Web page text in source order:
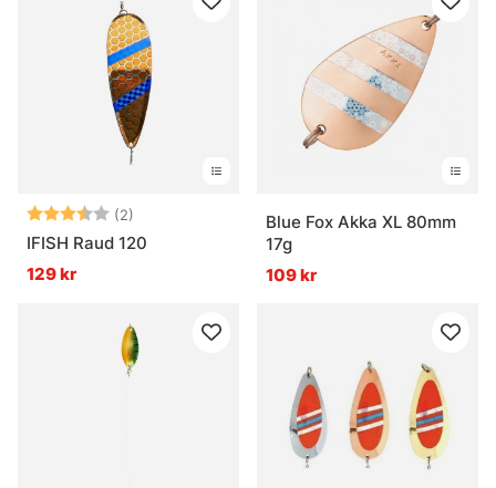
Betyg: (2)
3.5 utav 5 stjärnor
IFISH Raud 120
129 kr
Blue Fox Akka XL 80mm
17g
109 kr